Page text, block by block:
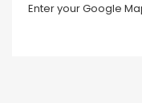
Enter your Google